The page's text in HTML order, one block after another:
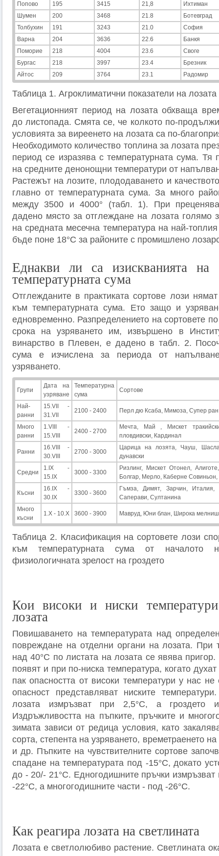
Попово
195 3415 21,8
Ихтиман
Шумен
200 3468 21.8
Ботевград
Толбухин
191 3243 21.0
София
Варна
204 3636 22.6
Банкя
Поморие
218 4004 23.6
Своге
Бургас
218 3997 23.4
Брезник
Айтос
209 3764 23.1 Радомир
Таблица 1. Агроклиматични показатели на лозата
Вегетационният период на лозата обхваща
до листопада. Смята се, че колкото по-
условията за виреенето на лозата са по-
Необходимото количество топлина за лозата
период се изразява с температурната сума. Тя
на средните денонощни температури от
Растежът на лозите, плододаването и
главно от температурната сума. За много
между 3500 и 4000° (табл. 1). При
дадено място за отглеждане на лозата голямо
на средната месечна температура на най-
бъде поне 18°С за районите с промишлено
Еднакви ли са изискванията на
температурната сума
Отглежданите в практиката сортове лози
към температурната сума. Ето защо и
едновременно. Разпределението на сортовете
срока на узряването им, извършено в
винарство в Плевен, е дадено в табл. 2.
сума е изчислена за периода от
узряването.
Групи
Дата на
узряване
Температурна
сума
Сортове
Най-
ранни
15.VII -
31.VII
2100 - 2400 Перл дю Ксаба, Мимоза, Супер ран
Много
ранни
1.VIII -
15.VIII
2400 - 2700
Мечта, Май , Мискет
пловдивски, Кардинал
Ранни
16.VIII -
30.VIII
2700 - 3000
Царица на лозята, Чауш,
дунавски
Средни
1.IX -
15.IX
3000 - 3300
Ризлинг, Мискет Отонел,
Болгар, Мерло, Каберне Совиньон,
Късни
16.IX -
30.IX
3300 - 3600
Гъмза, Димят, Зарчин, Италия,
Саперави, Султанина
Много
късни
1.Х - 10.Х 3600 - 3900 Мавруд, Юни блан, Широка
Таблица 2. Класификация на сортовете лози
към температурната сума от началото
физиологичната зрелост на гроздето
Кои високи и ниски
лозата
Повишаването на температурата над
повреждане на отделни органи на лозата. При
над 40°С по листата на лозата се явява
появят и при по-ниска температура, когато
пак опасността от високи температури у нас
опасност представляват ниските
лозата измръзват при 2,5°С, а
Издръжливостта на пъпките, пръчките и
зимата зависи от редица условия, като
сорта, степента на узряването, времетраенето
и др. Пъпките на чувствителните сортове
спадане на температурата под -15°С, докато
до - 20/- 21°С. Едногодишните пръчки измръзват
-22°С, а многогодишните части - под -26°С.
Как реагира лозата на светлината
Лозата е светлолюбиво растение. Светлината